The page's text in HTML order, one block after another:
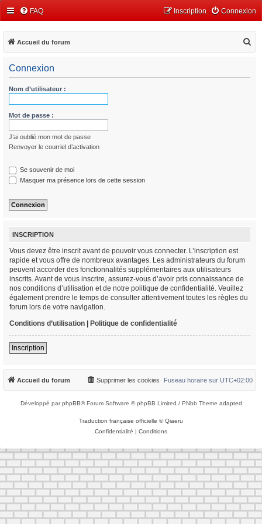
FAQ Connexion
Inscription
Accueil du forum
Connexion
Nom d’utilisateur :
Mot de passe :
J’ai oublié mon mot de passe
Renvoyer le courriel d’activation
Se souvenir de moi
Masquer ma présence lors de cette session
INSCRIPTION
Vous devez être inscrit avant de pouvoir vous connecter. L’inscription est
rapide et vous offre de nombreux avantages. Les administrateurs du forum
peuvent accorder des fonctionnalités supplémentaires aux utilisateurs
inscrits. Avant de vous inscrire, assurez-vous d’avoir pris connaissance de
nos conditions d’utilisation et de notre politique de confidentialité. Veuillez
également prendre le temps de consulter attentivement toutes les règles du
forum lors de votre navigation.
Conditions d’utilisation | Politique de confidentialité
Inscription
Accueil du forum Fuseau horaire sur UTC+02:00
Supprimer les cookies
Développé parphpBB® Forum Software © phpBB Limited / PNbb Theme adapted
Traduction française officielle ©Qiaeru
Confidentialité | Conditions